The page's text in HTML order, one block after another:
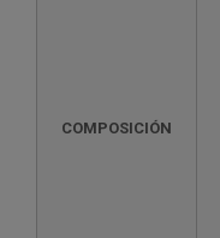
COMPOSICIÓN